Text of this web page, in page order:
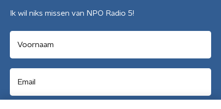
Ik wil niks missen van NPO Radio 5!